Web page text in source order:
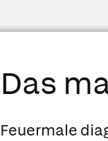
Das
Feuermale